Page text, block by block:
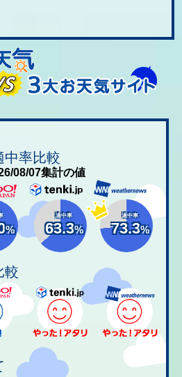
率比較
08/07集計の値
%
適中率
63.3%
適中率
73.3%
較